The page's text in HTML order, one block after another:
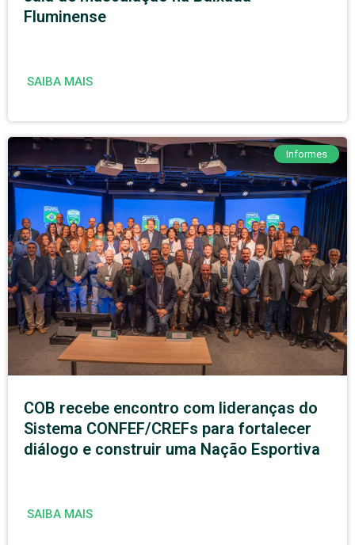
Fluminense
SAIBA MAIS
Informes
COB recebe encontro com lideranças do
Sistema CONFEF/CREFs para fortalecer
diálogo e construir uma Nação Esportiva
SAIBA MAIS